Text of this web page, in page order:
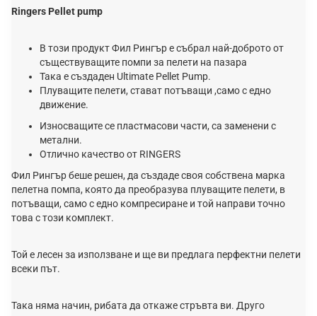
Ringers Pellet pump
В този продукт Фил Рингър е събрал най-доброто от
съществуващите помпи за пелети на пазара
Така е създаден Ultimate Pellet Pump.
Плуващите пелети, стават потъващи ,само с едно
движение.
Износващите се пластмасови части, са заменени с
метални.
Отлично качество от RINGERS
Фил Рингър беше решен, да създаде своя собствена марка
пелетна помпа, която да преобразува плуващите пелети, в
потъващи, само с едно компресиране и той направи точно
това с този комплект.
Той е лесен за използване и ще ви предлага перфектни пелети
всеки път.
Така няма начин, рибата да откаже стръвта ви. Друго